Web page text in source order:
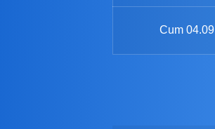
Cum 04.09